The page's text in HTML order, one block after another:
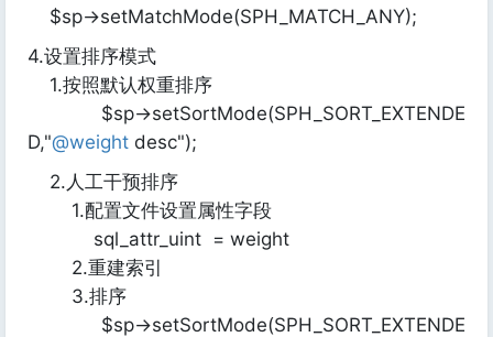
$sp->setMatchMode(SPH_MATCH_ANY);
4.设置排序模式
1.按照默认权重排序
$sp->setSortMode(SPH_SORT_EXTENDE
D,"@weight desc");
2.人工干预排序
1.配置文件设置属性字段
sql_attr_uint = weight
2.重建索引
3.排序
$sp->setSortMode(SPH_SORT_EXTENDE